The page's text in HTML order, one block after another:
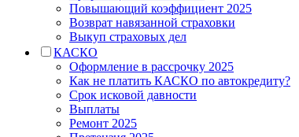
Повышающий коэффициент 2025
Возврат навязанной страховки
Выкуп страховых дел
КАСКО
Оформление в рассрочку 2025
Как не платить КАСКО по автокредиту?
Срок исковой давности
Выплаты
Ремонт 2025